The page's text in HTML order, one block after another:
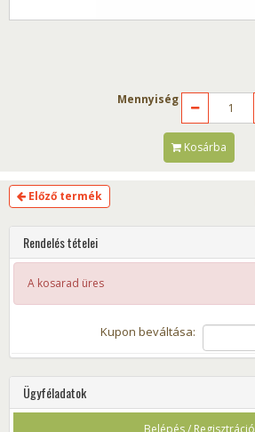
Mennyiség
Kosárba
Előző termék
Rendelés tételei
A kosarad üres
Kupon beváltása:
Ügyféladatok
Belépés / Regisztráció